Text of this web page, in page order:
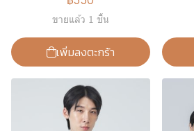
ขายแล้ว 1 ชิ้น
เพิ่มลงตะกร้า